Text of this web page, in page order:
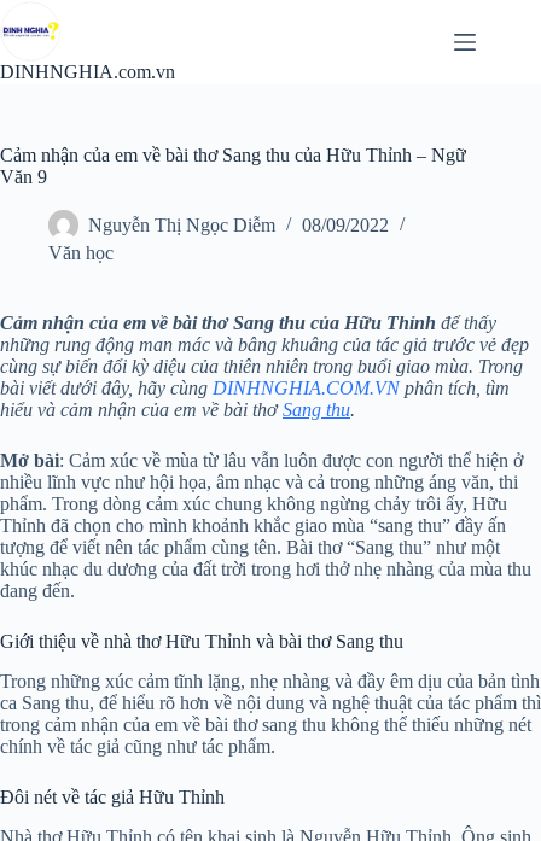
đến
nội
DINHNGHIA.com.vn
Cảm nhận của em về bài thơ Sang thu của Hữu Thỉnh – Ngữ
Văn 9
Nguyễn Thị Ngọc Diễm
08/09/2022
Văn học
Cảm nhận của em về bài thơ Sang thu của Hữu Thỉnh để thấy
những rung động man mác và bâng khuâng của tác giả trước vẻ đẹp
cùng sự biến đổi kỳ diệu của thiên nhiên trong buổi giao mùa. Trong
bài viết dưới đây, hãy cùng DINHNGHIA.COM.VNphân tích, tìm
hiểu và cảm nhận của em về bài thơSang thu.
Mở bài: Cảm xúc về mùa từ lâu vẫn luôn được con người thể hiện ở
nhiều lĩnh vực như hội họa, âm nhạc và cả trong những áng văn, thi
phẩm. Trong dòng cảm xúc chung không ngừng chảy trôi ấy, Hữu
Thỉnh đã chọn cho mình khoảnh khắc giao mùa “sang thu” đầy ấn
tượng để viết nên tác phẩm cùng tên. Bài thơ “Sang thu” như một
khúc nhạc du dương của đất trời trong hơi thở nhẹ nhàng của mùa thu
đang đến.
Giới thiệu về nhà thơ Hữu Thỉnh và bài thơ Sang thu
Trong những xúc cảm tĩnh lặng, nhẹ nhàng và đầy êm dịu của bản tình
ca Sang thu, để hiểu rõ hơn về nội dung và nghệ thuật của tác phẩm thì
trong cảm nhận của em về bài thơ sang thu không thể thiếu những nét
chính về tác giả cũng như tác phẩm.
Đôi nét về tác giả Hữu Thỉnh
Nhà thơ Hữu Thỉnh có tên khai sinh là Nguyễn Hữu Thỉnh. Ông sinh